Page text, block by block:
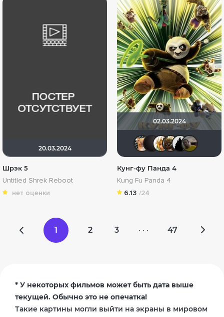
20.03.2024
Шрэк 5
Untitled Shrek Reboot
нет оценки
02.03.2024
V@dyan
Кунг-фу Панда 4
Kung Fu Panda 4
6.13 /24
1 2 3 · · · 47
* У некоторых фильмов может быть дата выше
текущей. Обычно это не опечатка!
Такие картины могли выйти на экраны в мировом